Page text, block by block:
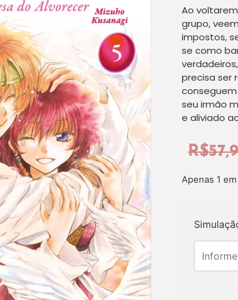
Ao
grupo,
impostos,
se como
precisa ser
seu irmão
e aliviado
R$
Apenas 1